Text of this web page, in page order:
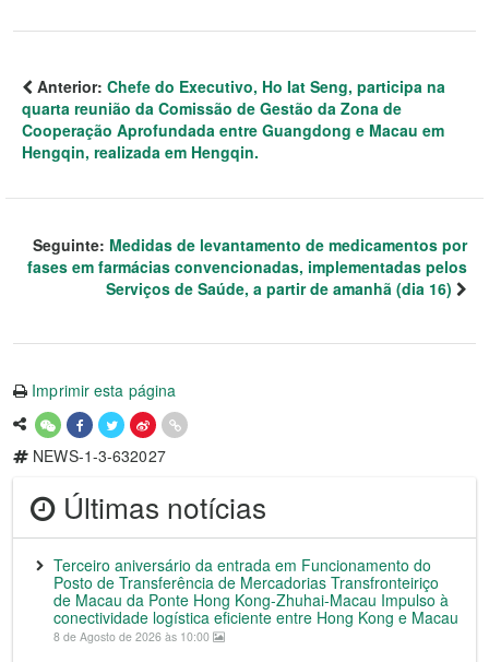
Anterior: Chefe do Executivo, Ho Iat Seng, participa na
quarta reunião da Comissão de Gestão da Zona de
Cooperação Aprofundada entre Guangdong e Macau em
Hengqin, realizada em Hengqin.
Seguinte: Medidas de levantamento de medicamentos por
fases em farmácias convencionadas, implementadas pelos
Serviços de Saúde, a partir de amanhã (dia 16)
Imprimir esta página
NEWS-1-3-632027
Últimas notícias
Terceiro aniversário da entrada em Funcionamento do
Posto de Transferência de Mercadorias Transfronteiriço
de Macau da Ponte Hong Kong-Zhuhai-Macau Impulso à
conectividade logística eficiente entre Hong Kong e Macau
8 de Agosto de 2026 às 10:00